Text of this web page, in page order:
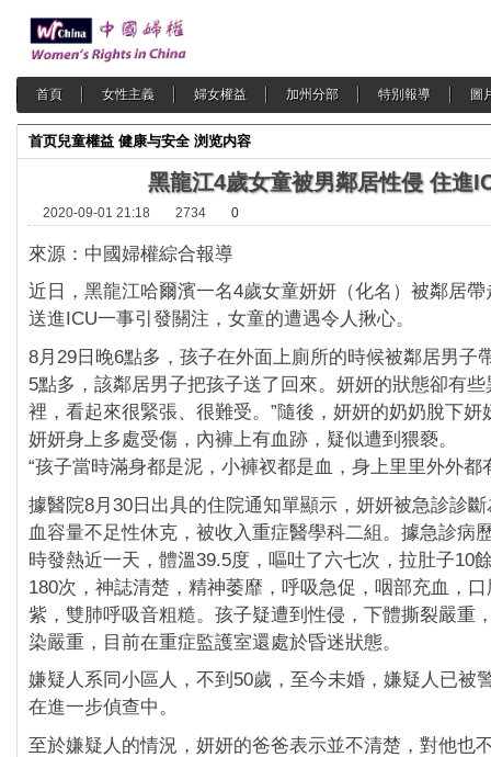
首頁 女性主義 婦女權益 加州分部 特別報導 圖
首页兒童權益 健康与安全 浏览内容
黑龍江4歲女童被男鄰居性侵 住進
2020-09-01 21:18 2734 0
來源：中國婦權綜合報導
近日，黑龍江哈爾濱一名4歲女童妍妍（化名）被鄰居
送進ICU一事引發關注，女童的遭遇令人揪心。
8月29日晚6點多，孩子在外面上廁所的時候被鄰居男子
5點多，該鄰居男子把孩子送了回來。妍妍的狀態卻有些
裡，看起來很緊張、很難受。”隨後，妍妍的奶奶脫下妍
妍妍身上多處受傷，內褲上有血跡，疑似遭到猥褻。
“孩子當時滿身都是泥，小褲衩都是血，身上里里外外都
據醫院8月30日出具的住院通知單顯示，妍妍被急診診
血容量不足性休克，被收入重症醫學科二組。據急診病
時發熱近一天，體溫39.5度，嘔吐了六七次，拉肚子10
180次，神誌清楚，精神萎靡，呼吸急促，咽部充血，
紫，雙肺呼吸音粗糙。孩子疑遭到性侵，下體撕裂嚴重
染嚴重，目前在重症監護室還處於昏迷狀態。
嫌疑人系同小區人，不到50歲，至今未婚，嫌疑人已被
在進一步偵查中。
至於嫌疑人的情況，妍妍的爸爸表示並不清楚，對他也